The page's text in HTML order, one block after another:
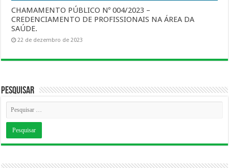
CHAMAMENTO PÚBLICO Nº 004/2023 –
CREDENCIAMENTO DE PROFISSIONAIS NA ÁREA DA
SAÚDE.
22 de dezembro de 2023
Pesquisar